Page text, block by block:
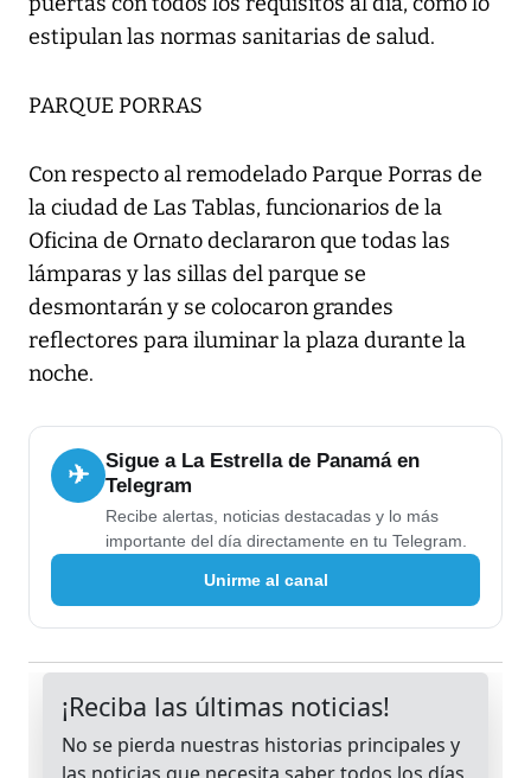
estipulan las normas sanitarias de salud.
PARQUE PORRAS
Con respecto al remodelado Parque Porras de
la ciudad de Las Tablas, funcionarios de la
Oficina de Ornato declararon que todas las
lámparas y las sillas del parque se
desmontarán y se colocaron grandes
reflectores para iluminar la plaza durante la
noche.
✈
Sigue a La Estrella de Panamá en
Telegram
Recibe alertas, noticias destacadas y lo más
importante del día directamente en tu Telegram.
Unirme al canal